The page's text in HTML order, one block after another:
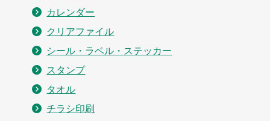
カレンダー
クリアファイル
シール・ラベル・ステッカー
スタンプ
タオル
チラシ印刷